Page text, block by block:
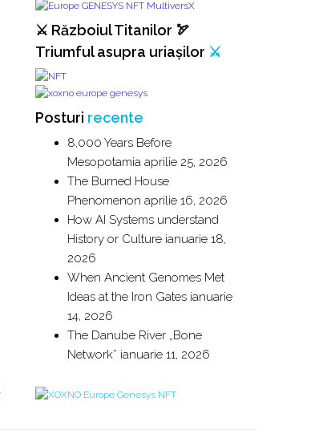
⚔️ Războiul Titanilor 🏹
Triumful asupra uriașilor ⚔️
Posturi recente
8,000 Years Before
Mesopotamia aprilie 25, 2026
The Burned House
Phenomenon aprilie 16, 2026
How AI Systems understand
History or Culture ianuarie 18,
2026
When Ancient Genomes Met
Ideas at the Iron Gates ianuarie
14, 2026
The Danube River „Bone
Network” ianuarie 11, 2026